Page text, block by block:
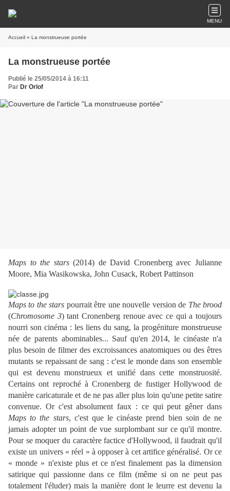
MENU
Accueil » La monstrueuse portée
La monstrueuse portée
Publié le 25/05/2014 à 16:11
Par Dr Orlof
Maps to the stars(2014) de David Cronenberg avec Julianne
Moore, Mia Wasikowska, John Cusack, Robert Pattinson
Maps to the stars pourrait être une nouvelle version de The brood
(Chromosome 3) tant Cronenberg renoue avec ce qui a toujours
nourri son cinéma : les liens du sang, la progéniture monstrueuse
née de parents abominables... Sauf qu'en 2014, le cinéaste n'a
plus besoin de filmer des excroissances anatomiques ou des êtres
mutants se repaissant de sang : c'est le monde dans son ensemble
qui est devenu monstrueux et unifié dans cette monstruosité.
Certains ont reproché à Cronenberg de fustiger Hollywood de
manière caricaturale et de ne pas aller plus loin qu'une petite satire
convenue. Or c'est absolument faux : ce qui peut gêner dans
Maps to the stars, c'est que le cinéaste prend bien soin de ne
jamais adopter un point de vue surplombant sur ce qu'il montre.
Pour se moquer du caractère factice d'Hollywood, il faudrait qu'il
existe un univers « réel » à opposer à cet artifice généralisé. Or ce
« monde » n'existe plus et ce n'est finalement pas la dimension
satirique qui passionne dans ce film (même si on ne peut pas
totalement l'éluder) mais la manière dont le leurre est devenu la